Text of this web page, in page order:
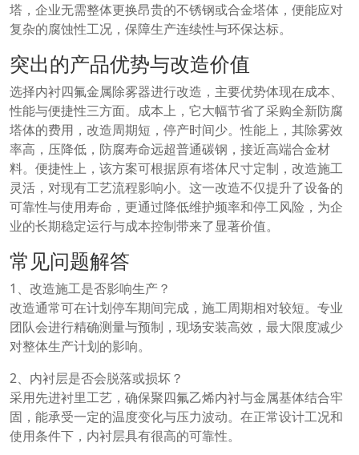
塔，企业无需整体更换昂贵的不锈钢或合金塔体，便能应对
复杂的腐蚀性工况，保障生产连续性与环保达标。
突出的产品优势与改造价值
选择内衬四氟金属除雾器进行改造，主要优势体现在成本、
性能与便捷性三方面。成本上，它大幅节省了采购全新防腐
塔体的费用，改造周期短，停产时间少。性能上，其除雾效
率高，压降低，防腐寿命远超普通碳钢，接近高端合金材
料。便捷性上，该方案可根据原有塔体尺寸定制，改造施工
灵活，对现有工艺流程影响小。这一改造不仅提升了设备的
可靠性与使用寿命，更通过降低维护频率和停工风险，为企
业的长期稳定运行与成本控制带来了显著价值。
常见问题解答
1、改造施工是否影响生产？
改造通常可在计划停车期间完成，施工周期相对较短。专业
团队会进行精确测量与预制，现场安装高效，最大限度减少
对整体生产计划的影响。
2、内衬层是否会脱落或损坏？
采用先进衬里工艺，确保聚四氟乙烯内衬与金属基体结合牢
固，能承受一定的温度变化与压力波动。在正常设计工况和
使用条件下，内衬层具有很高的可靠性。